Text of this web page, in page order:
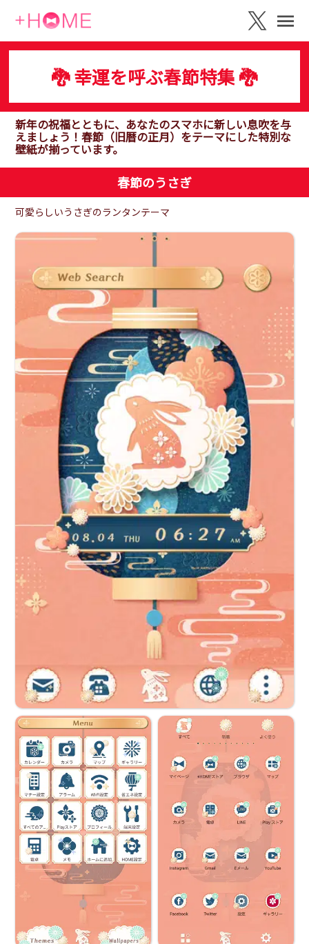
🐉 幸運を呼ぶ春節特集 🐉
新年の祝福とともに、あなたのスマホに新しい息吹を与
えましょう！春節（旧暦の正月）をテーマにした特別な
壁紙が揃っています。
春節のうさぎ
可愛らしいうさぎのランタンテーマ